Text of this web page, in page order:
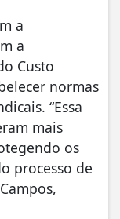
a
a
Custo
normas
“Essa
mais
os
processo de